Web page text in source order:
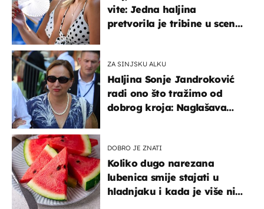
vite: Jedna haljina
pretvorila je tribine u scenu
ZA SINJSKU ALKU
Haljina Sonje Jandroković
radi ono što tražimo od
dobrog kroja: Naglašava
DOBRO JE ZNATI
Koliko dugo narezana
lubenica smije stajati u
hladnjaku i kada je više nije